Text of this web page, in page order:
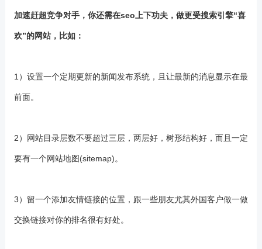
加速赶超竞争对手，你还需在seo上下功夫，做更受搜索引擎“喜
欢”的网站，比如：
1）设置一个定期更新的新闻发布系统，且让最新的消息显示在最
前面。
2）网站目录层数不要超过三层，两层好，树形结构好，而且一定
要有一个网站地图(sitemap)。
3）留一个添加友情链接的位置，跟一些朋友尤其外国客户做一做
交换链接对你的排名很有好处。